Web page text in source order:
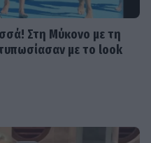
Στη Μύκονο με τη
με το look